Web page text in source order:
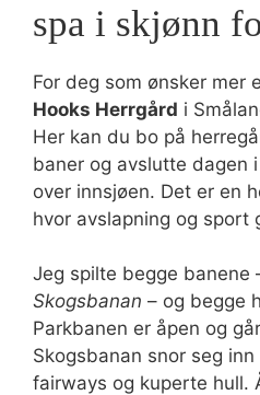
spa i skjønn
For deg som ønsker mer
Hooks Herrgård i
Her kan du bo på
baner og avslutte dagen
over innsjøen. Det er en
hvor avslapning og sport
Jeg spilte begge banene
Skogsbanan – og begge
Parkbanen er åpen og
Skogsbanan snor seg
fairways og kuperte hull.